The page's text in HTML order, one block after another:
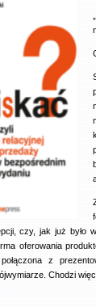
czy, jak już było
oferowania
z
Chodzi